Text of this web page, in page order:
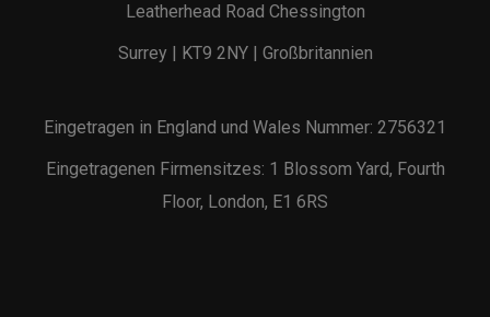
Leatherhead Road Chessington
Surrey | KT9 2NY | Großbritannien
Eingetragen in England und Wales Nummer: 2756321
Eingetragenen Firmensitzes: 1 Blossom Yard, Fourth
Floor, London, E1 6RS